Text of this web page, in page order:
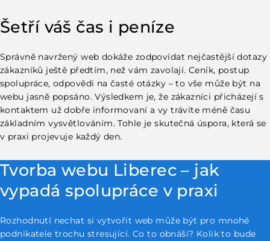
Šetří váš čas i peníze
Správně navržený web dokáže zodpovídat nejčastější dotazy
zákazníků ještě předtím, než vám zavolají. Ceník, postup
spolupráce, odpovědi na časté otázky – to vše může být na
webu jasně popsáno. Výsledkem je, že zákazníci přicházejí s
kontaktem už dobře informovaní a vy trávíte méně času
základním vysvětlováním. Tohle je skutečná úspora, která se
v praxi projevuje každý den.
Tvorba webu Liberec – jak
vypadá spolupráce v praxi
Rozhodnutí nechat si vytvořit web může být pro mnohé
podnikatele trochu stresující. Co to obnáší? Kolik to bude